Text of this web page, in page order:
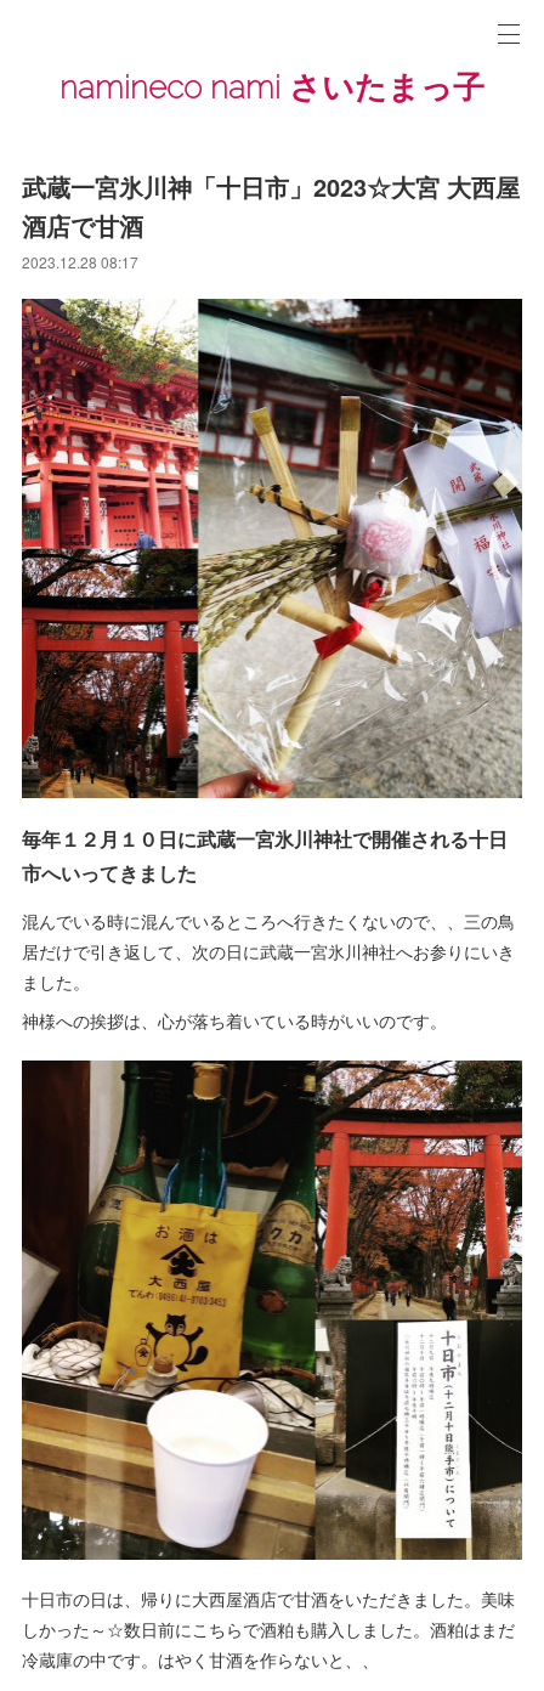
namineco nami さいたまっ子
武蔵一宮氷川神「十日市」2023☆大宮 大西屋
酒店で甘酒
2023.12.28 08:17
毎年１２月１０日に武蔵一宮氷川神社で開催される十日
市へいってきました
混んでいる時に混んでいるところへ行きたくないので、、三の鳥
居だけで引き返して、次の日に武蔵一宮氷川神社へお参りにいき
ました。
神様への挨拶は、心が落ち着いている時がいいのです。
十日市の日は、帰りに大西屋酒店で甘酒をいただきました。美味
しかった～☆数日前にこちらで酒粕も購入しました。酒粕はまだ
冷蔵庫の中です。はやく甘酒を作らないと、、